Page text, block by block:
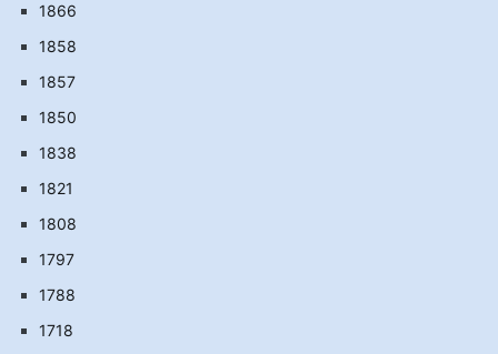
1866
1858
1857
1850
1838
1821
1808
1797
1788
1718